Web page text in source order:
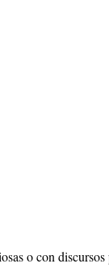
o con